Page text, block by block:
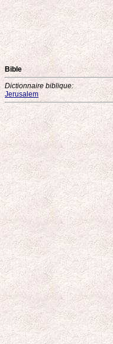
Bible
Dictionnaire biblique:
Jerusalem